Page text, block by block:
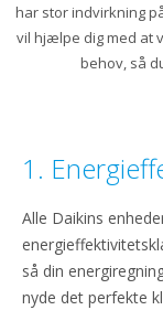
har stor indvirkning
vil hjælpe dig med at
behov, så
1.
Alle Daikins
så din
nyde det perfekte